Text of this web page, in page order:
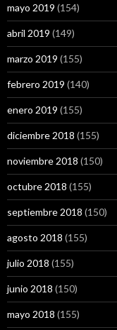
mayo 2019 (154)
abril 2019 (149)
marzo 2019 (155)
febrero 2019 (140)
enero 2019 (155)
diciembre 2018 (155)
noviembre 2018 (150)
octubre 2018 (155)
septiembre 2018 (150)
agosto 2018 (155)
julio 2018 (155)
junio 2018 (150)
mayo 2018 (155)